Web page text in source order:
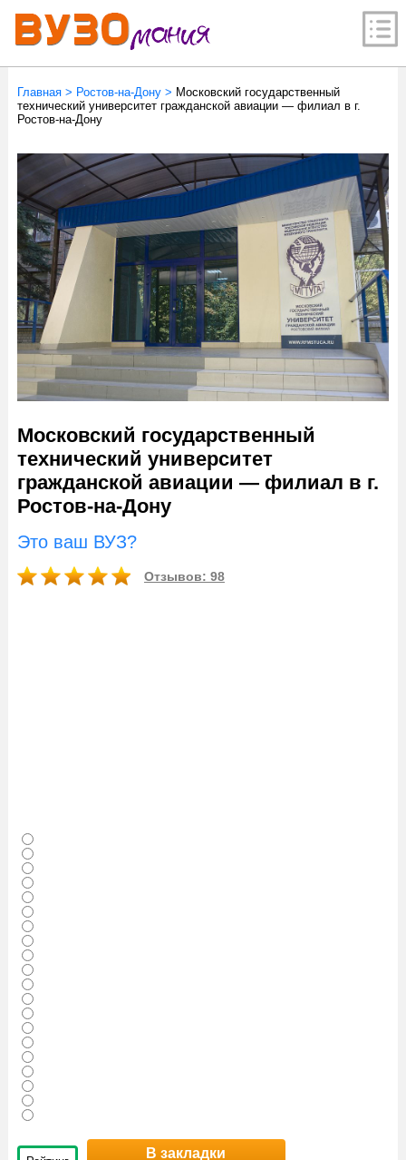
Главная> Ростов-на-Дону> Московский государственный
технический университет гражданской авиации — филиал в г.
Ростов-на-Дону
Московский государственный
технический университет
гражданской авиации — филиал в г.
Ростов-на-Дону
Это ваш ВУЗ?
Отзывов: 98
В закладки